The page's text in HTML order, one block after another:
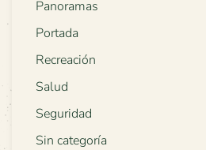
Panoramas
Portada
Recreación
Salud
Seguridad
Sin categoría